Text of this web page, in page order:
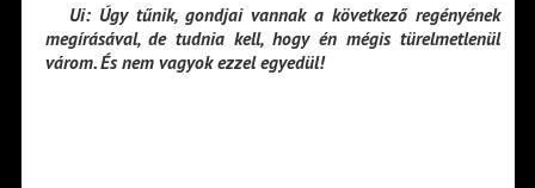
Ui: Úgy tűnik, gondjai vannak a következő regényének
megírásával, de tudnia kell, hogy én mégis türelmetlenül
várom. És nem vagyok ezzel egyedül!